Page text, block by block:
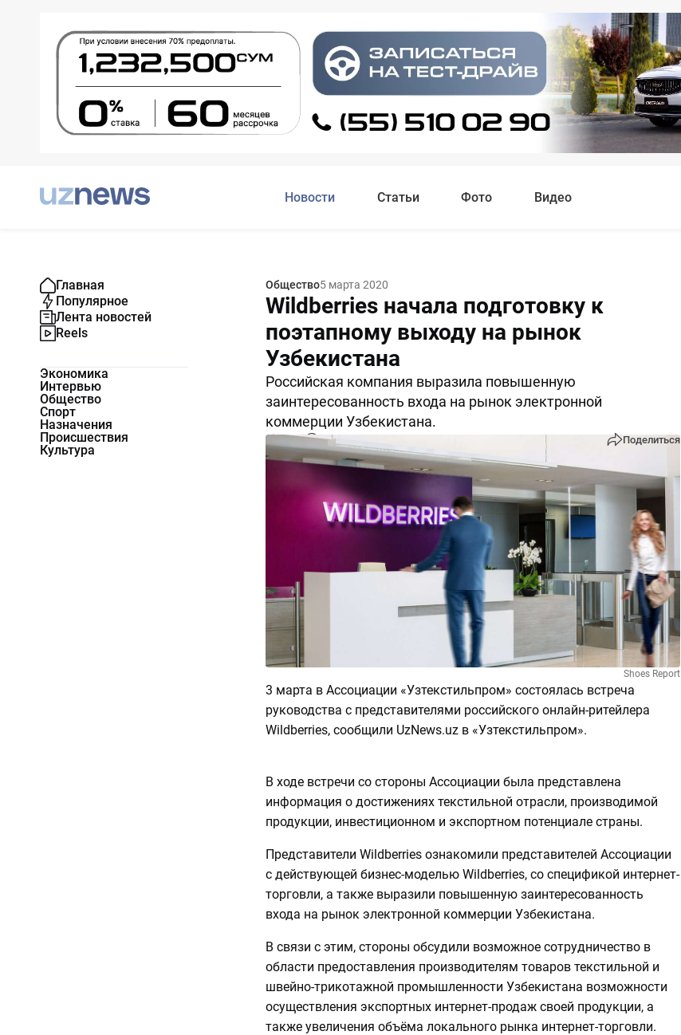
Новости Статьи Фото Видео
Главная
Популярное
Лента новостей
Reels
Экономика
Интервью
Общество
Спорт
Назначения
Происшествия
Культура
Общество5 марта 2020
Wildberries начала подготовку к
поэтапному выходу на рынок
Узбекистана
Российская компания выразила повышенную
заинтересованность входа на рынок электронной
коммерции Узбекистана.
4011 0 Поделиться
Shoes Report
3 марта в Ассоциации «Узтекстильпром» состоялась встреча
руководства с представителями российского онлайн-ритейлера
Wildberries, сообщили UzNews.uz в «Узтекстильпром».
В ходе встречи со стороны Ассоциации была представлена
информация о достижениях текстильной отрасли, производимой
продукции, инвестиционном и экспортном потенциале страны.
Представители Wildberries ознакомили представителей Ассоциации
с действующей бизнес-моделью Wildberries, со спецификой интернет-
торговли, а также выразили повышенную заинтересованность
входа на рынок электронной коммерции Узбекистана.
В связи с этим, стороны обсудили возможное сотрудничество в
области предоставления производителям товаров текстильной и
швейно-трикотажной промышленности Узбекистана возможности
осуществления экспортных интернет-продаж своей продукции, а
также увеличения объёма локального рынка интернет-торговли.